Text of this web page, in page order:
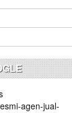
agen-jual-